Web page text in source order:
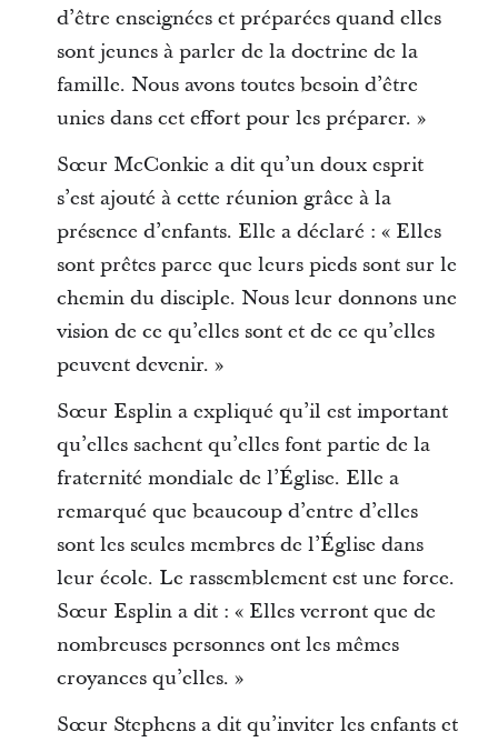
d’être enseignées et préparées quand elles
sont jeunes à parler de la doctrine de la
famille. Nous avons toutes besoin d’être
unies dans cet effort pour les préparer. »
Sœur McConkie a dit qu’un doux esprit
s’est ajouté à cette réunion grâce à la
présence d’enfants. Elle a déclaré : « Elles
sont prêtes parce que leurs pieds sont sur le
chemin du disciple. Nous leur donnons une
vision de ce qu’elles sont et de ce qu’elles
peuvent devenir. »
Sœur Esplin a expliqué qu’il est important
qu’elles sachent qu’elles font partie de la
fraternité mondiale de l’Église. Elle a
remarqué que beaucoup d’entre d’elles
sont les seules membres de l’Église dans
leur école. Le rassemblement est une force.
Sœur Esplin a dit : « Elles verront que de
nombreuses personnes ont les mêmes
croyances qu’elles. »
Sœur Stephens a dit qu’inviter les enfants et